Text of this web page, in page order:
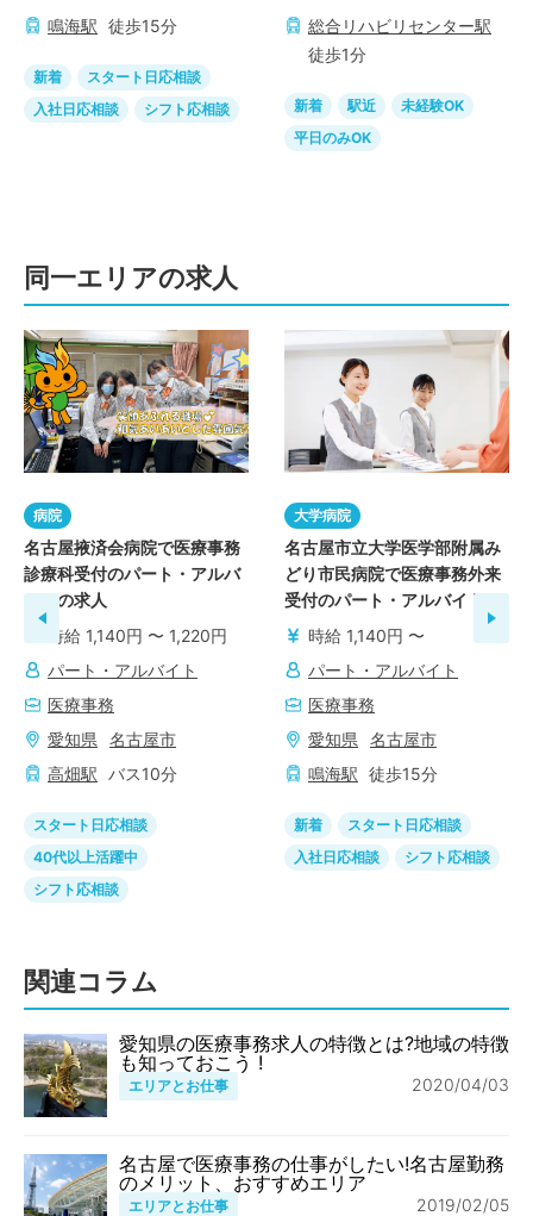
鳴海駅 徒歩15分
新着
スタート日応相談
入社日応相談
シフト応相談
総合リハビリセンター駅
徒歩1分
新着 駅近
未経験OK
平日のみOK
同一エリアの求人
病院
名古屋掖済会病院で医療事務
診療科受付のパート・アルバ
イトの求人
時給 1,140円 〜 1,220円
パート・アルバイト
医療事務
愛知県
名古屋市
高畑駅 バス10分
スタート日応相談
40代以上活躍中
シフト応相談
大学病院
名古屋市立大学医学部附属み
どり市民病院で医療事務外来
受付のパート・アルバイトの
求人時給 1,140円 〜
パート・アルバイト
医療事務
愛知県
名古屋市
鳴海駅 徒歩15分
新着
スタート日応相談
入社日応相談
シフト応相談
関連コラム
愛知県の医療事務求人の特徴とは?地域の特徴
も知っておこう !
エリアとお仕事 2020/04/03
名古屋で医療事務の仕事がしたい!名古屋勤務
のメリット、おすすめエリア
エリアとお仕事 2019/02/05